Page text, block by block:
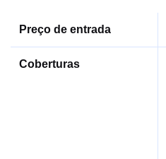
Preço de entrada
Coberturas